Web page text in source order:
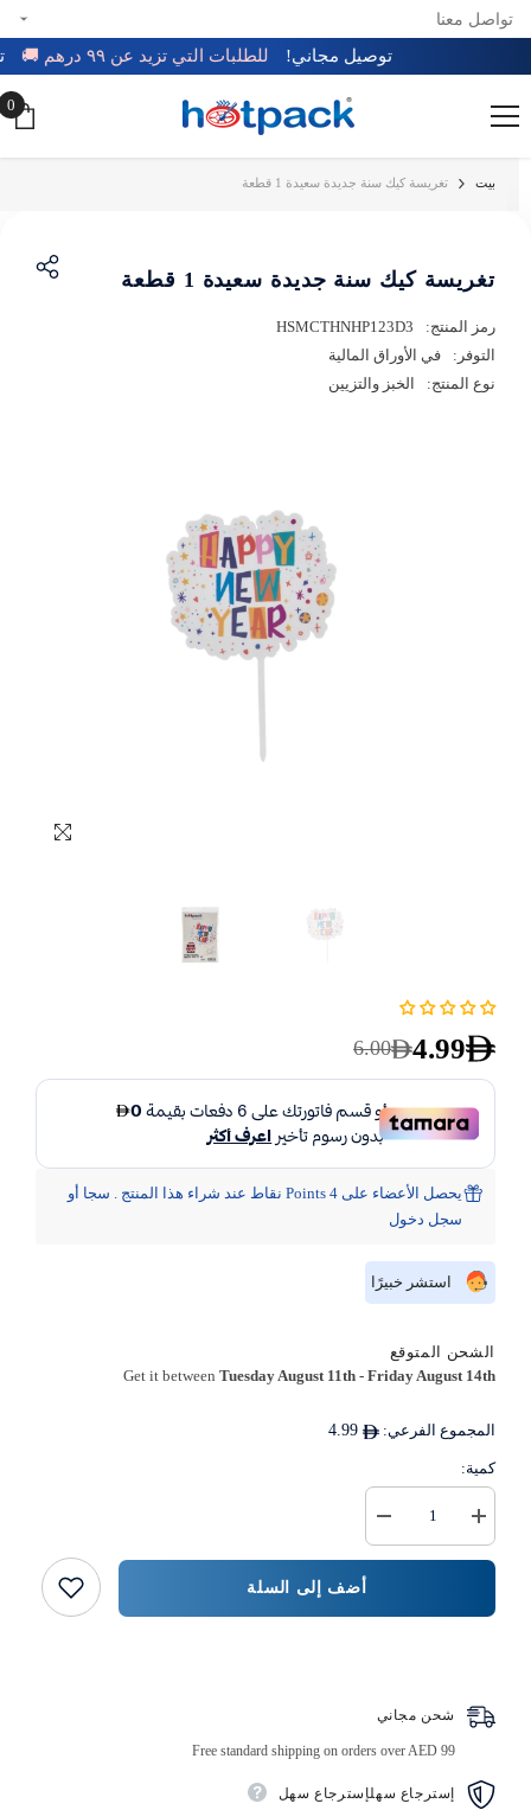
تخطي إلى المحتوى
تواصل معنا
توصيل مجاني! للطلبات التي تزيد عن ٩٩ درهم 🚚
0
0
بيت تغريسة كيك سنة جديدة سعيدة 1 قطعة
تغريسة كيك سنة جديدة سعيدة 1 قطعة
رمز المنتج:
HSMCTHNHP123D3
التوفر:
في الأوراق المالية
نوع المنتج:
الخبز والتزيين
6.00 4.99
يحصل الأعضاء على 4 Points نقاط عند شراء هذا المنتج . سجا أو
سجل دخول
استشر خبيرًا
الشحن المتوقع
Get it betweenTuesday August 11th -Friday August 14th
المجموع الفرعي: 4.99
كمية:
كمية
{{
المنتج
زيادة
كمية
تغريسة
أضف إلى السلة
شحن مجاني
Free standard shipping on orders over AED 99
إسترجاع سهلإسترجاع سهل